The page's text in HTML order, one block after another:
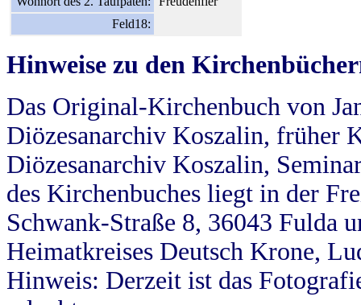
Feld18:
Hinweise zu den
Das Original-Kirchenbuch von
Diözesanarchiv Koszalin, früher
Diözesanarchiv Koszalin,
des Kirchenbuches liegt in der
Schwank-Straße 8, 36043 Fulda
Heimatkreises Deutsch Krone,
Hinweis: Derzeit ist das